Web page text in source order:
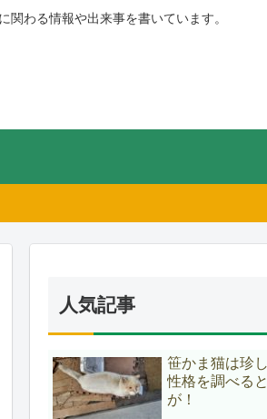
わる情報や出来事を書いています。
人気記事
笹かま猫は珍
性格を調べる
が！